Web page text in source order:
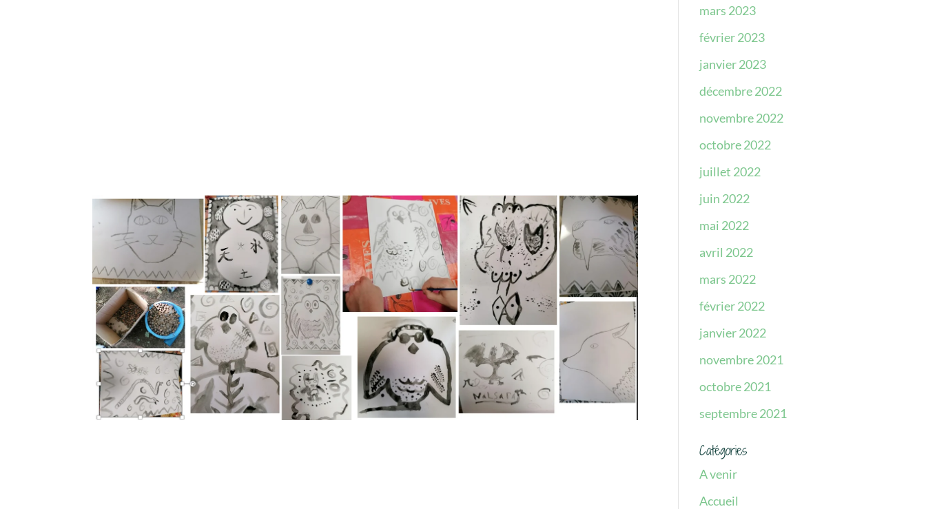
mars 2023
février 2023
janvier 2023
décembre 2022
novembre 2022
octobre 2022
juillet 2022
juin 2022
mai 2022
avril 2022
mars 2022
février 2022
janvier 2022
novembre 2021
octobre 2021
septembre 2021
Catégories
A venir
Accueil